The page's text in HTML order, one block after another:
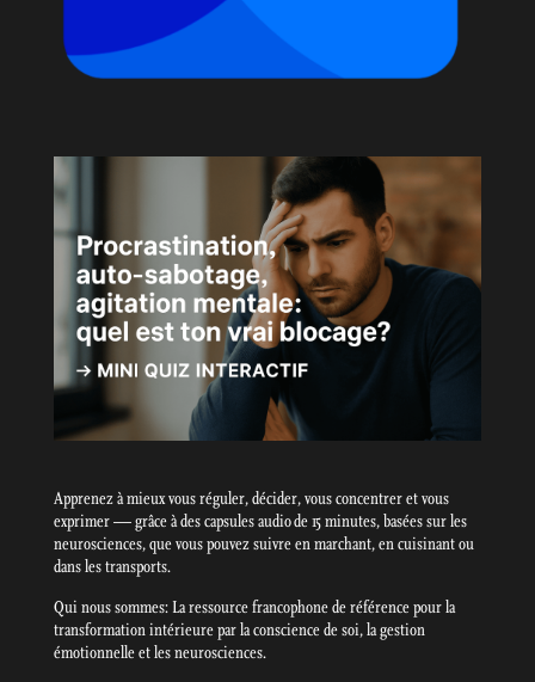
Apprenez à mieux vous réguler, décider, vous concentrer et vous
exprimer — grâce à des capsules audio de 15 minutes, basées sur les
neurosciences, que vous pouvez suivre en marchant, en cuisinant ou
dans les transports.
Qui nous sommes: La ressource francophone de référence pour la
transformation intérieure par la conscience de soi, la gestion
émotionnelle et les neurosciences.